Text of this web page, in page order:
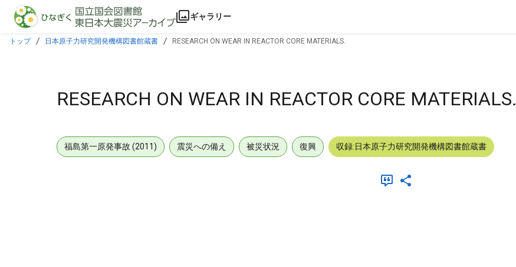
本文に飛ぶ
ギャラリー
トップ 日本原子力研究開発機構図書館蔵書 RESEARCH ON WEAR IN REACTOR CORE MATERIALS.
RESEARCH ON WEAR IN REACTOR CORE MATERIALS.
福島第一原発事故 (2011) 震災への備え 被災状況 復興 収録:日本原子力研究開発機構図書館蔵書